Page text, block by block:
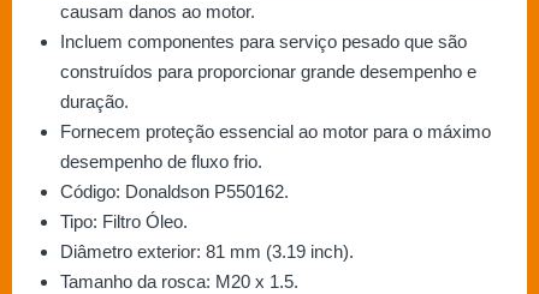
causam danos ao motor.
Incluem componentes para serviço pesado que são
construídos para proporcionar grande desempenho e
duração.
Fornecem proteção essencial ao motor para o máximo
desempenho de fluxo frio.
Código: Donaldson P550162.
Tipo: Filtro Óleo.
Diâmetro exterior: 81 mm (3.19 inch).
Tamanho da rosca: M20 x 1.5.